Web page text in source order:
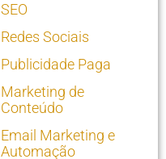
SEO
Redes Sociais
Publicidade Paga
Marketing de
Conteúdo
Email Marketing e
Automação